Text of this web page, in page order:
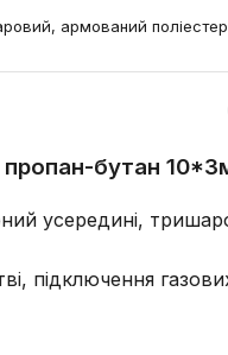
армований
пропан-бутан
усередині,
підключення